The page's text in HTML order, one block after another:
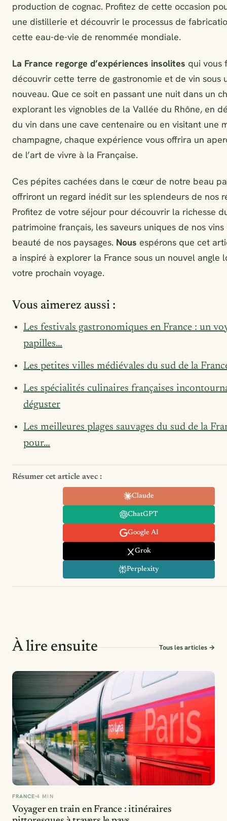
production de cognac. Profitez de cette occasion
une distillerie et découvrir le processus de
cette eau-de-vie de renommée mondiale.
La France regorge d’expériences insolites qui vous
découvrir cette terre de gastronomie et de vin sous
nouveau. Que ce soit en passant une nuit dans un
explorant les vignobles de la Vallée du Rhône, en
du vin dans une cave centenaire ou en visitant une
champagne, chaque expérience vous offrira un
de l’art de vivre à la Française.
Ces pépites cachées dans le cœur de notre beau
offriront un regard inédit sur les splendeurs de nos
Profitez de votre séjour pour découvrir la richesse
patrimoine français, les saveurs uniques de nos
beauté de nos paysages. Nous espérons que cet
a inspiré à explorer la France sous un nouvel angle
votre prochain voyage.
Vous aimerez aussi :
Les festivals gastronomiques en France : un
papilles…
Les petites villes médiévales du sud de la
Les spécialités culinaires françaises
déguster
Les meilleures plages sauvages du sud de la
pour…
Résumer cet article avec :
Claude
ChatGPT
Google AI
Grok
Perplexity
À lire ensuite Tous les articles →
FRANCE 4 MIN
Voyager en train en France : itinéraires